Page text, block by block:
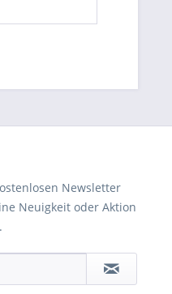
Newsletter
Neuigkeit oder Aktion